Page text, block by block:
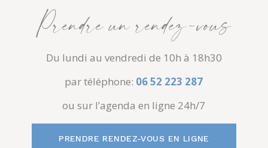
Prendre un rendez-vous
Du lundi au vendredi de 10h à 18h30
par téléphone: 06 52 223 287
ou sur l’agenda en ligne 24h/7
PRENDRE RENDEZ-VOUS EN LIGNE